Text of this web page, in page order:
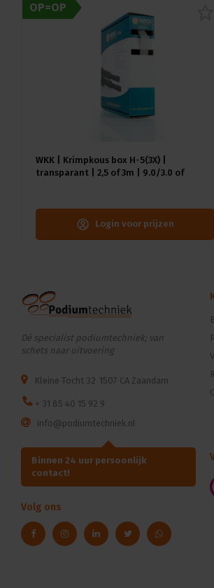
OP=OP
WKK | Krimpkous box H-5(3X) |
transparant | 2,5 of 3m | 9.0/3.0 of
Login voor prijzen
Dé specialist podiumtechniek; van
schets naar uitvoering
Kleine Tocht 32 1507 CA Zaandam
+ 31 85 40 15 92 9
info@podiumtechniek.nl
Binnen 24 uur persoonlijk
contact!
Volg ons